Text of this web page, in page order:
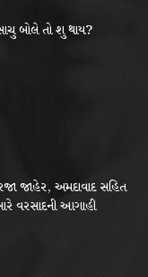
બોલે તો શુ થાય?
જાહેર, અમદાવાદ સહિત
વરસાદની આગાહી